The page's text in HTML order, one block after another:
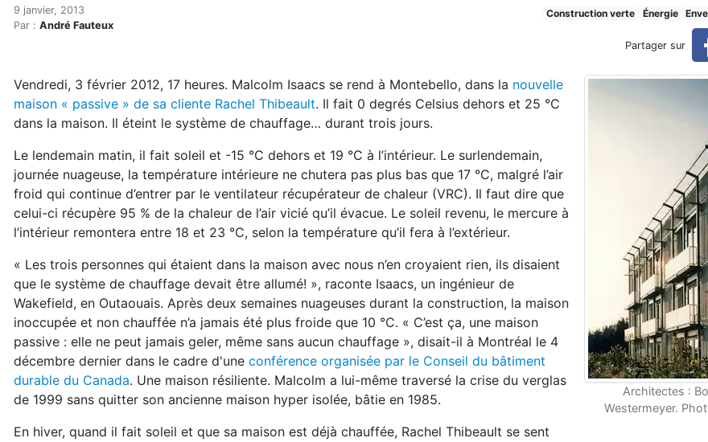
Accueil
Articles
La maison « passive »: prête pour la prochaine crise de verglas
La maison « passive »: prête pour la prochaine crise
9 janvier, 2013
Par : André Fauteux
Construction verte Énergie
Partager sur
Architectes :
Westermeyer.
Vendredi, 3 février 2012, 17 heures. Malcolm Isaacs se rend à Montebello, dans la nouvelle
maison « passive » de sa cliente Rachel Thibeault. Il fait 0 degrés Celsius dehors et 25 °C
dans la maison. Il éteint le système de chauffage… durant trois jours.
Le lendemain matin, il fait soleil et -15 °C dehors et 19 °C à l’intérieur. Le surlendemain,
journée nuageuse, la température intérieure ne chutera pas plus bas que 17 °C, malgré l’air
froid qui continue d’entrer par le ventilateur récupérateur de chaleur (VRC). Il faut dire que
celui-ci récupère 95 % de la chaleur de l’air vicié qu’il évacue. Le soleil revenu, le mercure à
l’intérieur remontera entre 18 et 23 °C, selon la température qu’il fera à l’extérieur.
« Les trois personnes qui étaient dans la maison avec nous n’en croyaient rien, ils disaient
que le système de chauffage devait être allumé! », raconte Isaacs, un ingénieur de
Wakefield, en Outaouais. Après deux semaines nuageuses durant la construction, la maison
inoccupée et non chauffée n’a jamais été plus froide que 10 °C. « C’est ça, une maison
passive : elle ne peut jamais geler, même sans aucun chauffage », disait-il à Montréal le 4
décembre dernier dans le cadre d'une conférence organisée par le Conseil du bâtiment
durable du Canada. Une maison résiliente. Malcolm a lui-même traversé la crise du verglas
de 1999 sans quitter son ancienne maison hyper isolée, bâtie en 1985.
En hiver, quand il fait soleil et que sa maison est déjà chauffée, Rachel Thibeault se sent